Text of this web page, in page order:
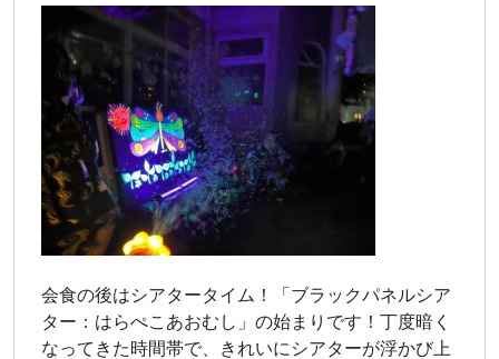
会食の後はシアタータイム！「ブラックパネルシア
ター：はらぺこあおむし」の始まりです！丁度暗く
なってきた時間帯で、きれいにシアターが浮かび上